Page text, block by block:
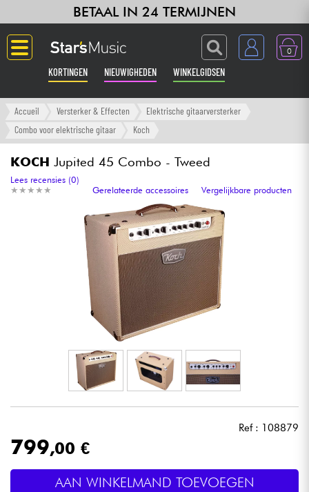
BETAAL IN 24 TERMIJNEN
0
KORTINGEN NIEUWIGHEDEN WINKELGIDSEN
Langue
Versterker & Effecten
Toetsenbord & Piano
Synths & samplers
Home-studio
Hoofdtelefoon
Microfoon
Licht
Accueil Versterker & Effecten
Elektrische gitaarversterker
Combo voor elektrische gitaar
Koch
KOCH Jupited 45 Combo - Tweed
★ ★ ★ ★ ★
★ ★ ★ ★ ★
Lees recensies (0)
Gerelateerde accessoires
Vergelijkbare producten
Ref : 108879
799,00 €
AAN WINKELMAND TOEVOEGEN